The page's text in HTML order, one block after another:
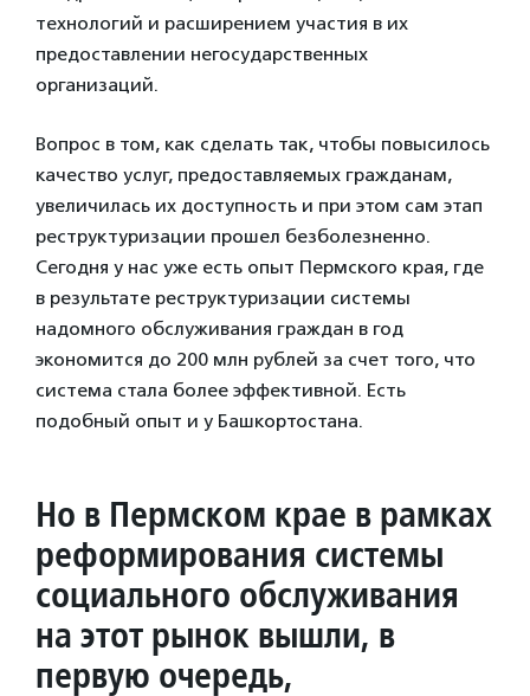
технологий и расширением участия в их
предоставлении негосударственных
организаций.
Вопрос в том, как сделать так, чтобы повысилось
качество услуг, предоставляемых гражданам,
увеличилась их доступность и при этом сам этап
реструктуризации прошел безболезненно.
Сегодня у нас уже есть опыт Пермского края, где
в результате реструктуризации системы
надомного обслуживания граждан в год
экономится до 200 млн рублей за счет того, что
система стала более эффективной. Есть
подобный опыт и у Башкортостана.
Но в Пермском крае в рамках
реформирования системы
социального обслуживания
на этот рынок вышли, в
первую очередь,